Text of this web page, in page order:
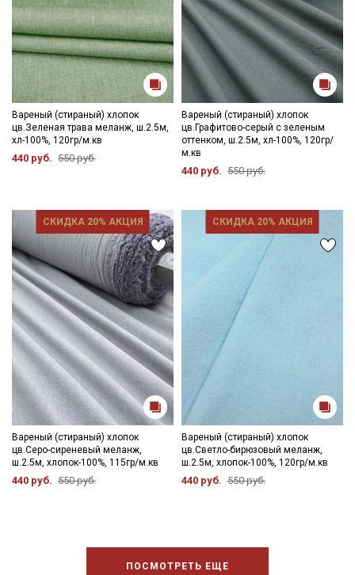
Вареный (стираный) хлопок
цв.Зеленая трава меланж, ш.2.5м,
хл-100%, 120гр/м.кв
440 руб. 550 руб.
Вареный (стираный) хлопок
цв.Графитово-серый с зеленым
оттенком, ш.2.5м, хл-100%, 120гр/
м.кв
440 руб. 550 руб.
СКИДКА 20% АКЦИЯ
Вареный (стираный) хлопок
цв.Серо-сиреневый меланж,
ш.2.5м, хлопок-100%, 115гр/м.кв
440 руб. 550 руб.
СКИДКА 20% АКЦИЯ
Вареный (стираный) хлопок
цв.Светло-бирюзовый меланж,
ш.2.5м, хлопок-100%, 120гр/м.кв
440 руб. 550 руб.
ПОСМОТРЕТЬ ЕЩЕ